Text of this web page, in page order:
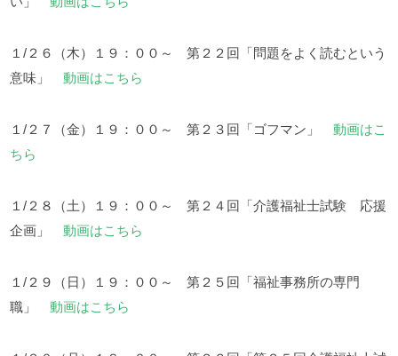
１/２６（木）１９：００～ 第２２回「問題をよく読むという
意味」動画はこちら
１/２７（金）１９：００～ 第２３回「ゴフマン」動画はこ
ちら
１/２８（土）１９：００～ 第２４回「介護福祉士試験 応援
企画」動画はこちら
１/２９（日）１９：００～ 第２５回「福祉事務所の専門
職」動画はこちら